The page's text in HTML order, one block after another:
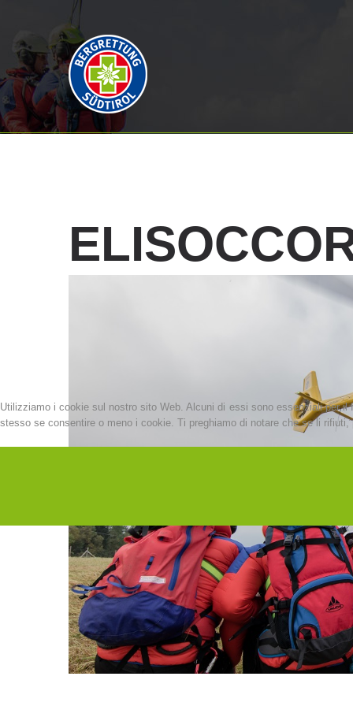
Utilizziamo i cookie sul nostro sito Web. Alcuni di essi sono essenziali per
stesso se consentire o meno i cookie. Ti preghiamo di notare che se li